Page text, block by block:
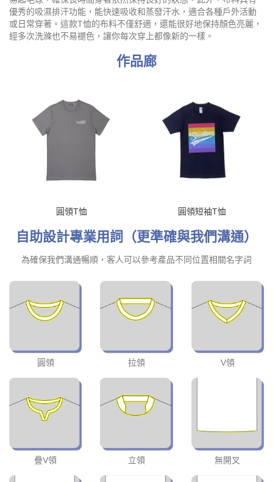
優秀的吸濕排汗功能，能快速吸收和蒸發汗水，適合各種戶外活動
或日常穿著。這款T恤的布料不僅舒適，還能很好地保持顏色亮麗，
經多次洗滌也不易褪色，讓你每次穿上都像新的一樣。
作品廊
圓領T恤 圓領短袖T恤
自助設計專業用詞（更準確與我們溝通）
為確保我們溝通暢順，客人可以參考產品不同位置相關名字詞
圓領 拉領 V領
疊V領 立領 無開叉